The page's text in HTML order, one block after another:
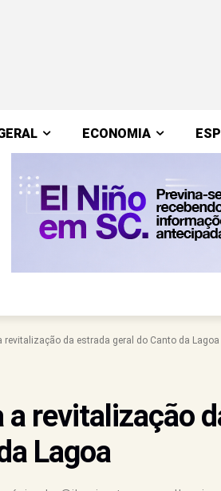
ECONOMIA
revitalização da estrada geral do Canto da Lagoa
a revitalização
Lagoa